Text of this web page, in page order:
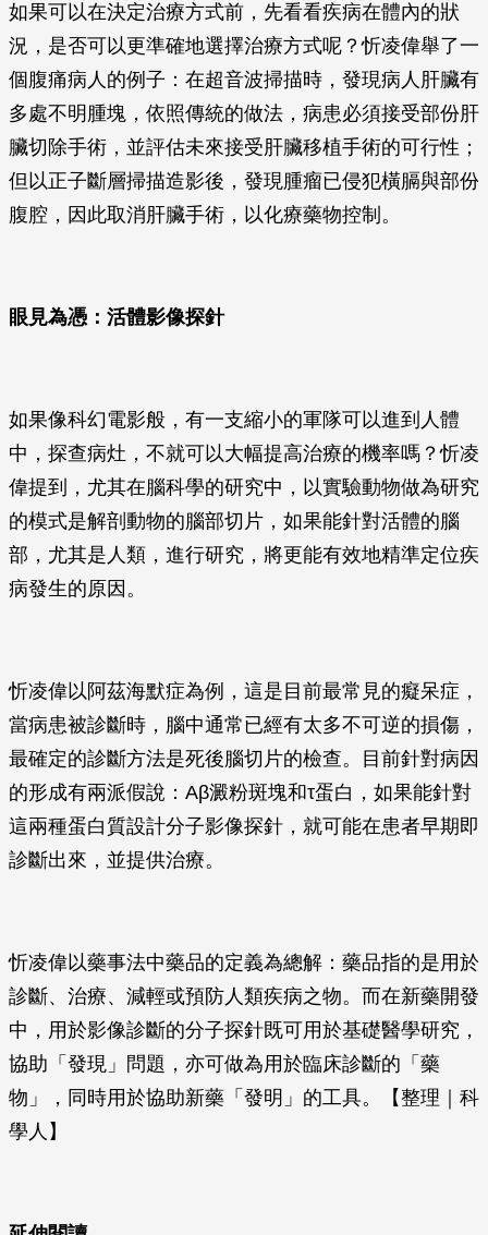
如果可以在決定治療方式前，先看看疾病在體內的狀
況，是否可以更準確地選擇治療方式呢？忻凌偉舉了一
個腹痛病人的例子：在超音波掃描時，發現病人肝臟有
多處不明腫塊，依照傳統的做法，病患必須接受部份肝
臟切除手術，並評估未來接受肝臟移植手術的可行性；
但以正子斷層掃描造影後，發現腫瘤已侵犯橫膈與部份
腹腔，因此取消肝臟手術，以化療藥物控制。
眼見為憑 ： 活體影像探針
如果像科幻電影般，有一支縮小的軍隊可以進到人體
中，探查病灶，不就可以大幅提高治療的機率嗎？忻凌
偉提到，尤其在腦科學的研究中，以實驗動物做為研究
的模式是解剖動物的腦部切片，如果能針對活體的腦
部，尤其是人類，進行研究，將更能有效地精準定位疾
病發生的原因。
忻凌偉以阿茲海默症為例，這是目前最常見的癡呆症，
當病患被診斷時，腦中通常已經有太多不可逆的損傷，
最確定的診斷方法是死後腦切片的檢查。目前針對病因
的形成有兩派假說：Aβ澱粉斑塊和τ蛋白，如果能針對
這兩種蛋白質設計分子影像探針，就可能在患者早期即
診斷出來，並提供治療。
忻凌偉以藥事法中藥品的定義為總解：藥品指的是用於
診斷、治療、減輕或預防人類疾病之物。而在新藥開發
中，用於影像診斷的分子探針既可用於基礎醫學研究，
協助「發現」問題，亦可做為用於臨床診斷的「藥
物」，同時用於協助新藥「發明」的工具。【整理｜科
學人】